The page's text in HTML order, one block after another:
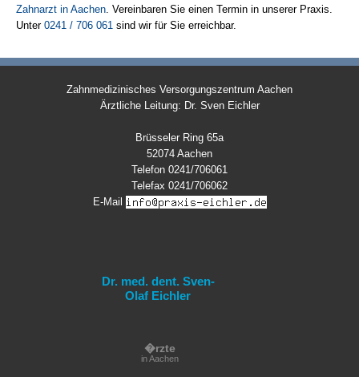
Zahnarzt in Aachen . Vereinbaren Sie einen Termin in unserer Praxis.
Unter 0241 / 706 061 sind wir für Sie erreichbar.
Zahnmedizinisches Versorgungszentrum Aachen
Ärztliche Leitung: Dr. Sven Eichler
Brüsseler Ring 65a
52074 Aachen
Telefon 0241/706061
Telefax 0241/706062
E-Mail
Dr. med. dent. Sven-
Olaf Eichler
�rzte
in Aachen